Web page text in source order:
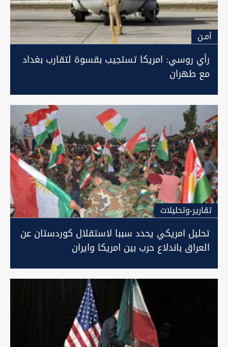
أمـن
رأي روسي: امريكا تستجيب بقسوة لتقارب بغداد
مع طهران
تقارير-وتحليلات
تحليل امريكي يحدد سببا لاستقلال كوردستان عن
العراق باندلاع حرب بين امريكا وايران